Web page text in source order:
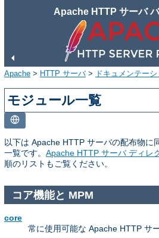
Apache HTTP サーバ
Apache > HTTP サーバ> ドキュメンテーシ
モジュール一覧
以下は Apache HTTP サーバの配布物に
一覧です。 Apache HTTP サーバ ディレ
順のリストもご覧ください。
コア機能と MPM
core
常に使用可能な Apache HTTP サ